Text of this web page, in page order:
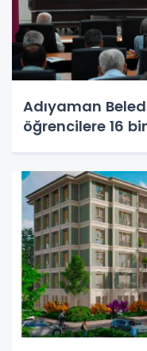
Adıyaman
öğrencilere 16